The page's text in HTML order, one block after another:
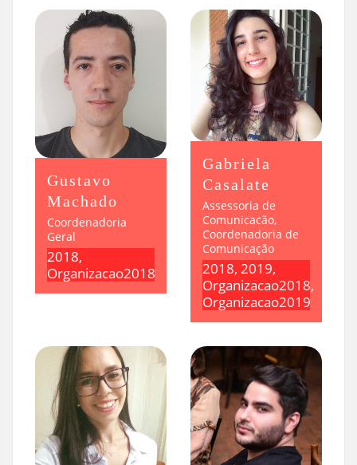
Gustavo
Machado
Coordenadoria
Geral
2018,
Organizacao2018
Gabriela
Casalate
Assessoria de
Comunicacão,
Coordenadoria de
Comunicação
2018, 2019,
Organizacao2018,
Organizacao2019